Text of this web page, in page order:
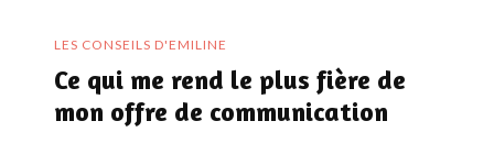
LES CONSEILS D'EMILINE
Ce qui me rend le plus fière de
mon offre de communication